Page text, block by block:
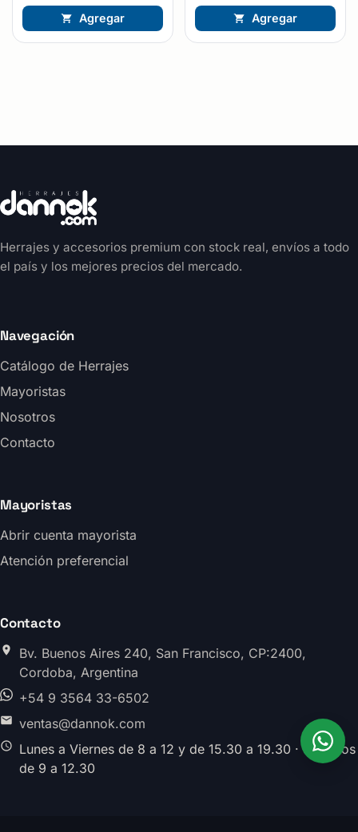
Agregar Agregar
Herrajes y accesorios premium con stock real, envíos a todo
el país y los mejores precios del mercado.
Navegación
Catálogo de Herrajes
Mayoristas
Nosotros
Contacto
Mayoristas
Abrir cuenta mayorista
Atención preferencial
Contacto
Bv. Buenos Aires 240, San Francisco, CP:2400,
Cordoba, Argentina
+54 9 3564 33-6502
ventas@dannok.com
Lunes a Viernes de 8 a 12 y de 15.30 a 19.30 · Sabados
de 9 a 12.30